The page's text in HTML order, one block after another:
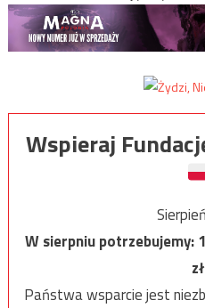
Wspieraj
W sierpniu potrzebujemy:
Państwa wsparcie jest